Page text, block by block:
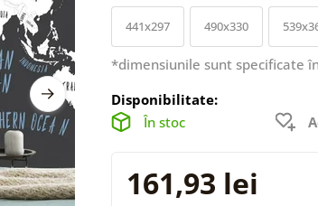
441x297 490x330
*dimensiunile sunt specificate
Disponibilitate:
În stoc
161,93 lei